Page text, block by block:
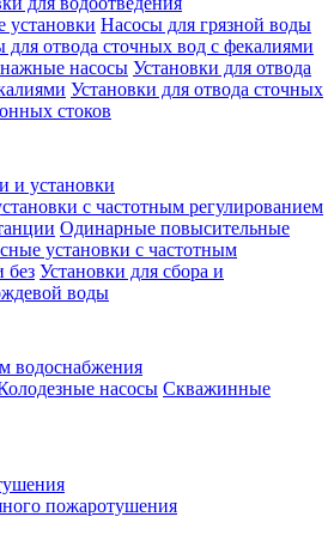
установки Насосы для грязной воды
для отвода сточных вод c фекалиями
насосы Установки для отвода
Установки для отвода сточных
стоков
и установки
с частотным регулированием
Одинарные повысительные
установки с частотным
без Установки для сбора и
воды
водоснабжения
насосы Скважинные
пожаротушения